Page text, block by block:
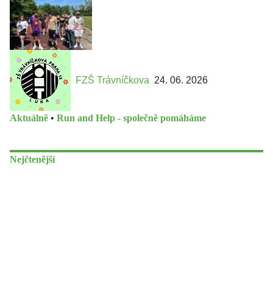
FZŠ Trávníčkova 24. 06. 2026
Aktuálně • Run and Help - společně pomáháme
Nejčtenější